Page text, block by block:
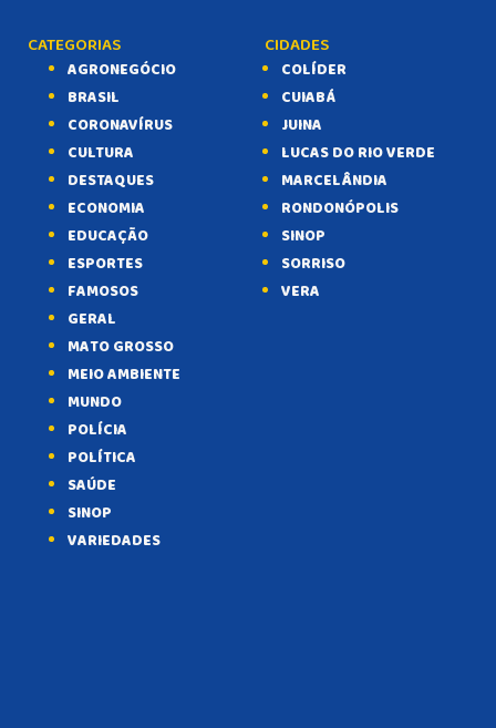
CATEGORIAS
AGRONEGÓCIO
BRASIL
CORONAVÍRUS
CULTURA
DESTAQUES
ECONOMIA
EDUCAÇÃO
ESPORTES
FAMOSOS
GERAL
MATO GROSSO
MEIO AMBIENTE
MUNDO
POLÍCIA
POLÍTICA
SAÚDE
SINOP
VARIEDADES
CIDADES
COLÍDER
CUIABÁ
JUINA
LUCAS DO RIO VERDE
MARCELÂNDIA
RONDONÓPOLIS
SINOP
SORRISO
VERA